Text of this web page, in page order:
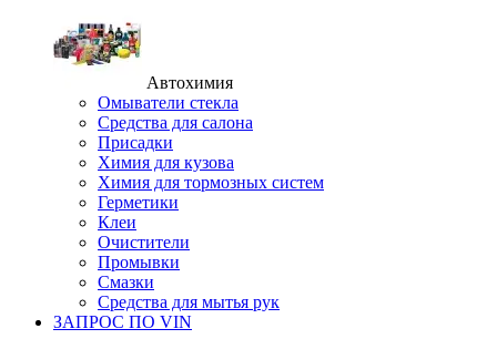
Автохимия
Омыватели стекла
Средства для салона
Присадки
Химия для кузова
Химия для тормозных систем
Герметики
Клеи
Очистители
Промывки
Смазки
Средства для мытья рук
ЗАПРОС ПО VIN